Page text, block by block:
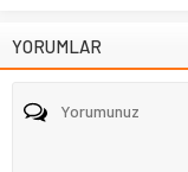
YORUMLAR